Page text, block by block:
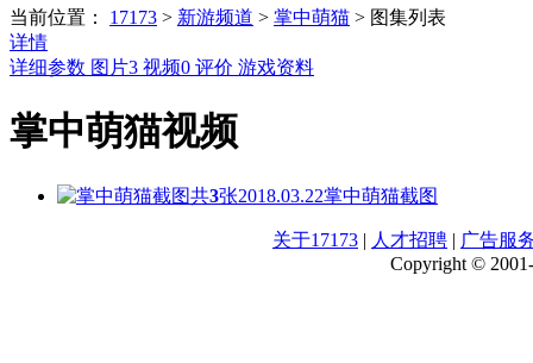
当前位置： 17173 > 新游频道 > 掌中萌猫 > 图集列表
详情
详细参数 图片3 视频0 评价 游戏资料
掌中萌猫视频
共3张2018.03.22掌中萌猫截图
关于17173 | 人才招聘 | 广告服
Copyright ©